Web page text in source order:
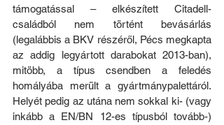
támogatással – elkészített Citadell-
családból nem történt bevásárlás
(legalábbis a BKV részéről, Pécs megkapta
az addig legyártott darabokat 2013-ban),
mitöbb, a típus csendben a feledés
homályába merült a gyártmánypalettáról.
Helyét pedig az utána nem sokkal ki- (vagy
inkább a EN/BN 12-es típusból tovább-)